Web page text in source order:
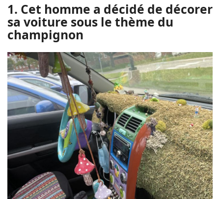
1. Cet homme a décidé de décorer
sa voiture sous le thème du
champignon